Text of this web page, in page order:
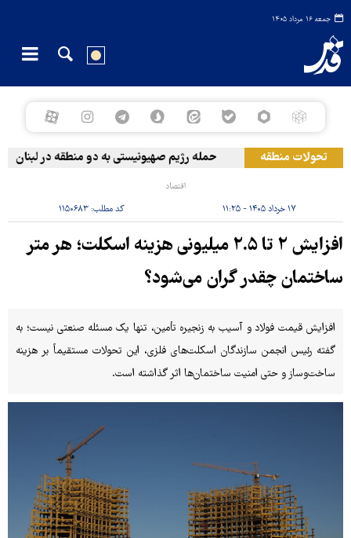
جمعه ۱۶ مرداد ۱۴۰۵
تحولات منطقه حمله رژیم صهیونیستی به دو منطقه در لبنان
اقتصاد
۱۷ خرداد ۱۴۰۵ - ۱۱:۲۵ کد مطلب: ۱۱۵۰۶۸۳
افزایش ۲ تا ۲.۵ میلیونی هزینه اسکلت؛ هر متر
ساختمان چقدر گران‌ می‌شود؟
افزایش قیمت فولاد و آسیب به زنجیره تأمین، تنها یک مسئله صنعتی نیست؛ به
گفته رئیس انجمن سازندگان اسکلت‌های فلزی، این تحولات مستقیماً بر هزینه
ساخت‌وساز و حتی امنیت ساختمان‌ها اثر گذاشته است.